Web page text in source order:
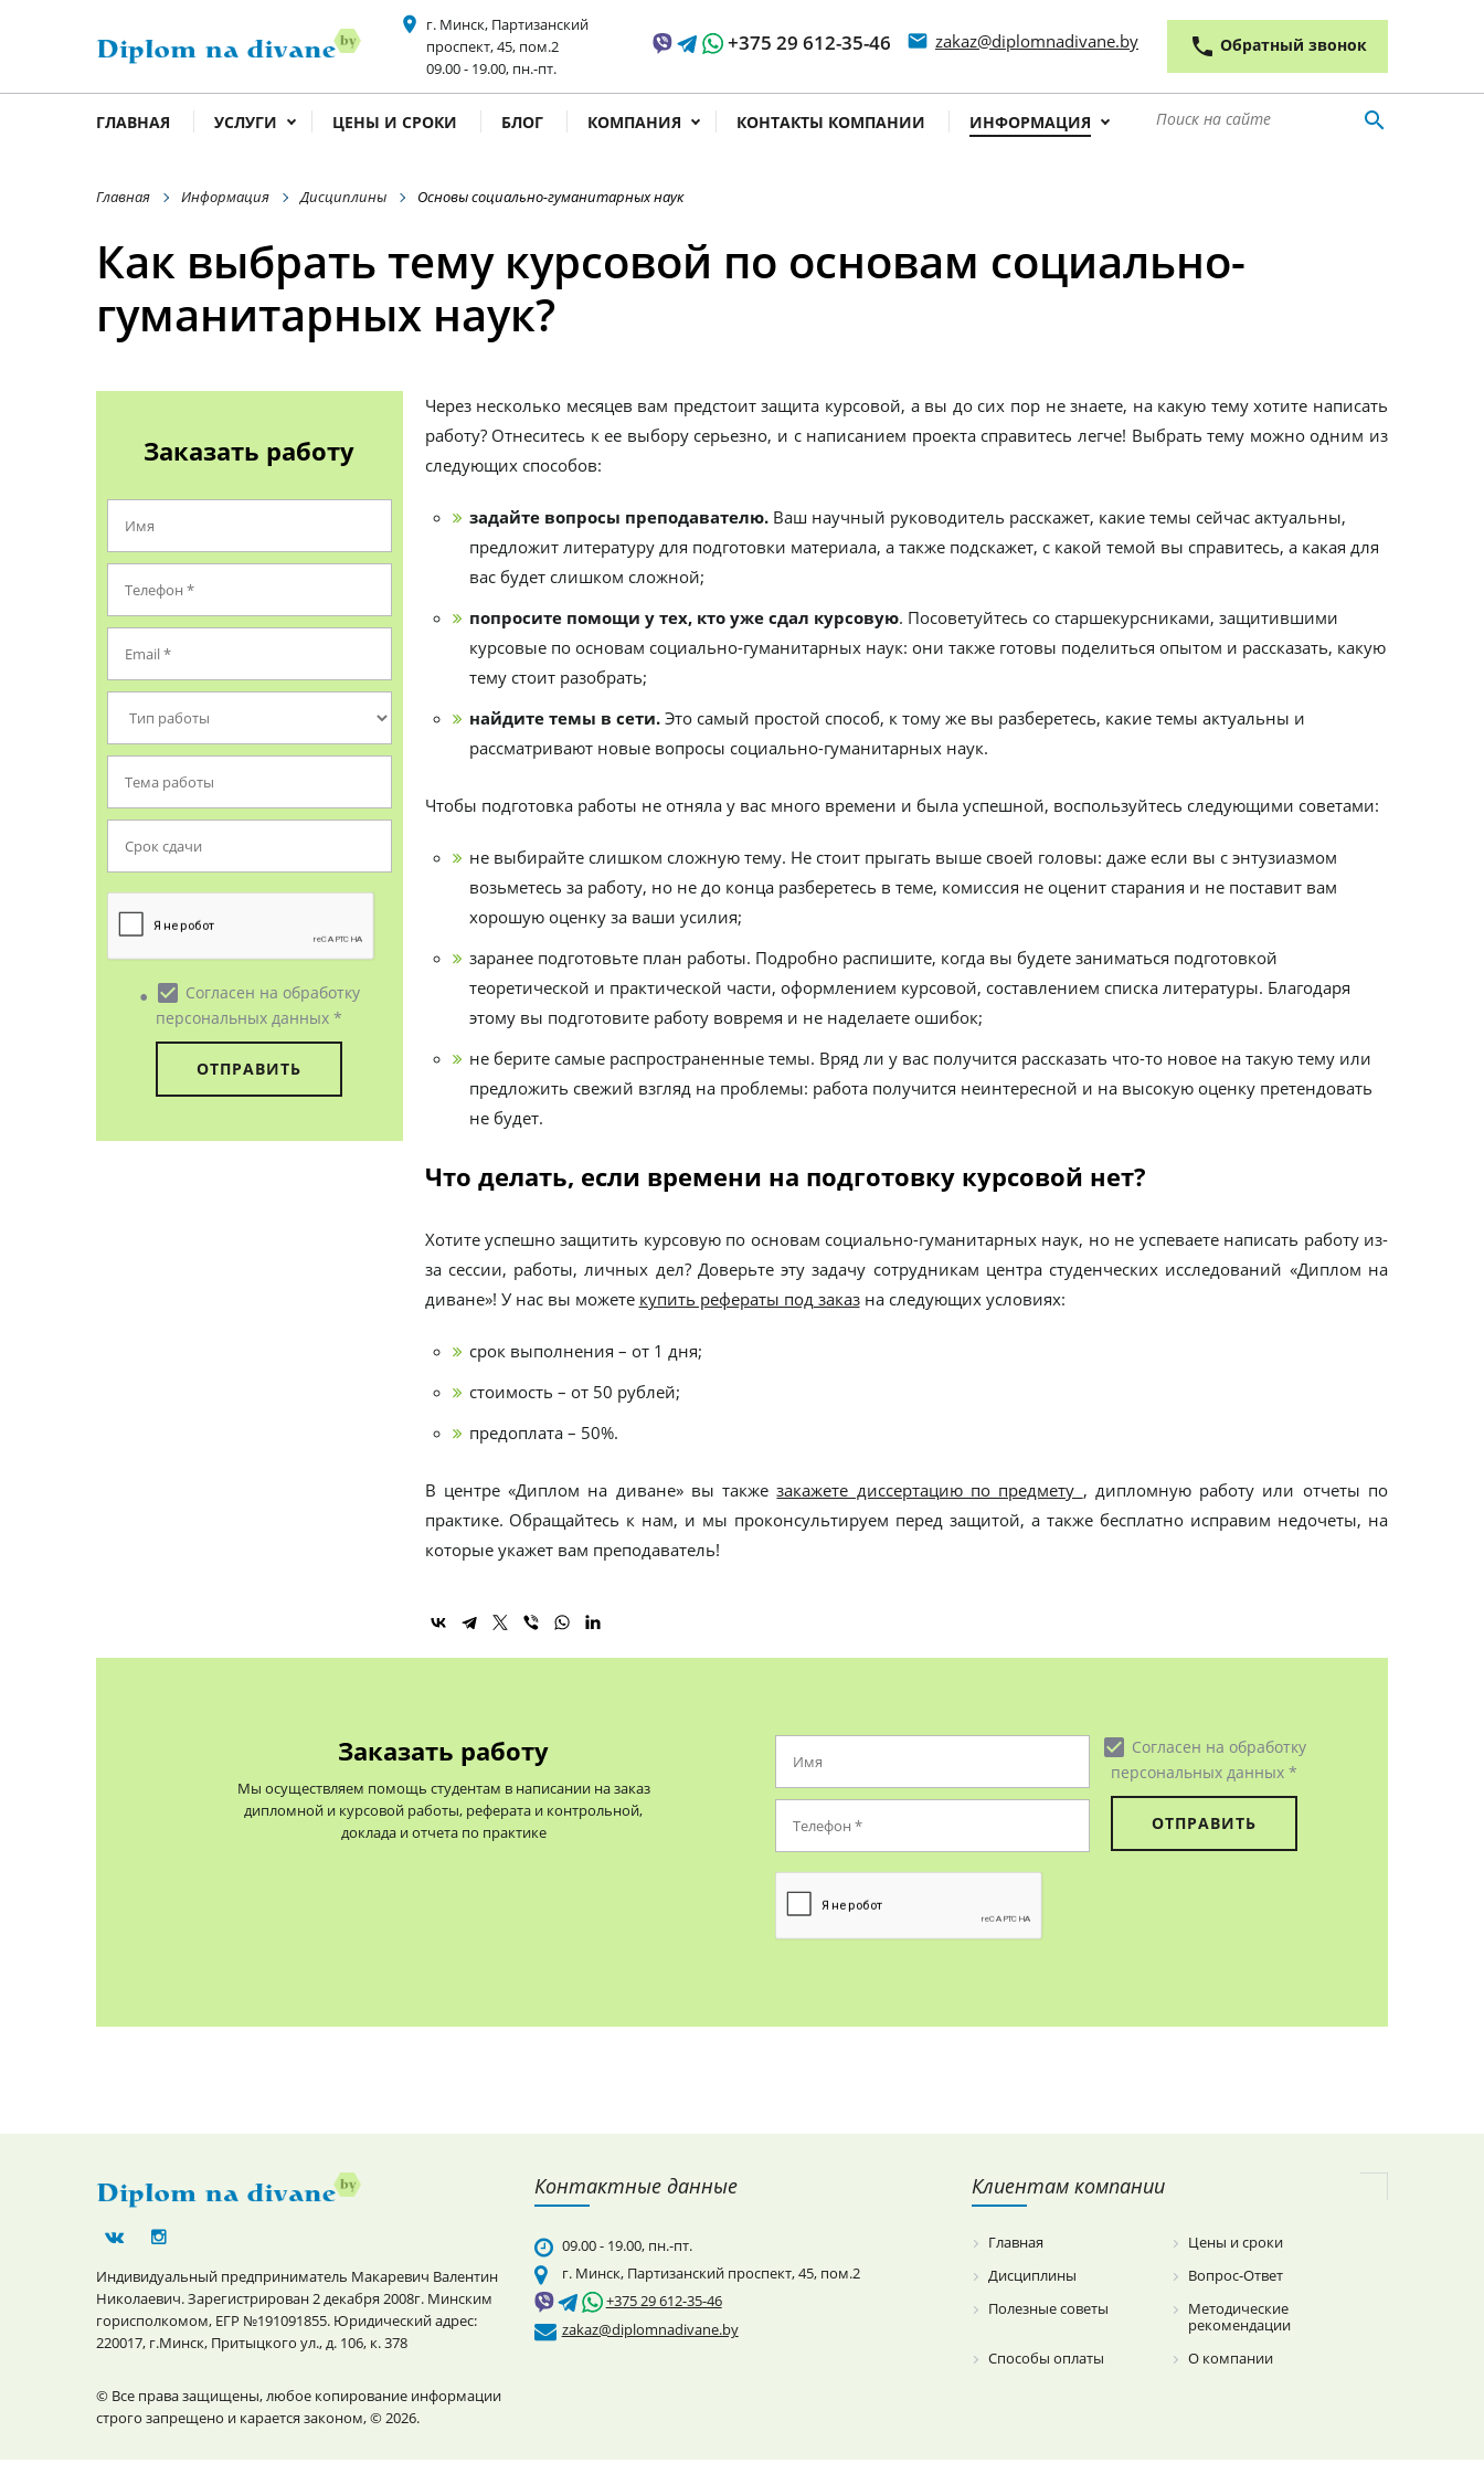
phone Обратный звонок
place г. Минск, Партизанский
проспект, 45, пом.2
access time
09.00 - 19.00, пн.-пт.
+375 29 612-35-46 email outline
zakaz@diplomnadivane.by
ГЛАВНАЯ УСЛУГИ ЦЕНЫ И СРОКИ БЛОГ КОМПАНИЯ КОНТАКТЫ КОМПАНИИ ИНФОРМАЦИЯ search
Главная Информация Дисциплины Основы социально-гуманитарных наук
Как выбрать тему курсовой по основам социально-
гуманитарных наук?
Заказать работу
• check_box Согласен на обработку
персональных данных *
Через несколько месяцев вам предстоит защита курсовой, а вы до сих пор не знаете, на какую тему хотите написать
работу? Отнеситесь к ее выбору серьезно, и с написанием проекта справитесь легче! Выбрать тему можно одним из
следующих способов:
задайте вопросы преподавателю.Ваш научный руководитель расскажет, какие темы сейчас актуальны,
предложит литературу для подготовки материала, а также подскажет, с какой темой вы справитесь, а какая для
вас будет слишком сложной;
попросите помощи у тех, кто уже сдал курсовую. Посоветуйтесь со старшекурсниками, защитившими
курсовые по основам социально-гуманитарных наук: они также готовы поделиться опытом и рассказать, какую
тему стоит разобрать;
найдите темы в сети.Это самый простой способ, к тому же вы разберетесь, какие темы актуальны и
рассматривают новые вопросы социально-гуманитарных наук.
Чтобы подготовка работы не отняла у вас много времени и была успешной, воспользуйтесь следующими советами:
не выбирайте слишком сложную тему. Не стоит прыгать выше своей головы: даже если вы с энтузиазмом
возьметесь за работу, но не до конца разберетесь в теме, комиссия не оценит старания и не поставит вам
хорошую оценку за ваши усилия;
заранее подготовьте план работы. Подробно распишите, когда вы будете заниматься подготовкой
теоретической и практической части, оформлением курсовой, составлением списка литературы. Благодаря
этому вы подготовите работу вовремя и не наделаете ошибок;
не берите самые распространенные темы. Вряд ли у вас получится рассказать что-то новое на такую тему или
предложить свежий взгляд на проблемы: работа получится неинтересной и на высокую оценку претендовать
не будет.
Что делать, если времени на подготовку курсовой нет?
Хотите успешно защитить курсовую по основам социально-гуманитарных наук, но не успеваете написать работу из-
за сессии, работы, личных дел? Доверьте эту задачу сотрудникам центра студенческих исследований «Диплом на
диване»! У нас вы можете купить рефераты под заказна следующих условиях:
срок выполнения – от 1 дня;
стоимость – от 50 рублей;
предоплата – 50%.
В центре «Диплом на диване» вы такжезакажете диссертацию по предмету , дипломную работу или отчеты по
практике. Обращайтесь к нам, и мы проконсультируем перед защитой, а также бесплатно исправим недочеты, на
которые укажет вам преподаватель!
Заказать работу
Мы осуществляем помощь студентам в написании на заказ
дипломной и курсовой работы, реферата и контрольной,
доклада и отчета по практике
check_box Согласен на обработку
персональных данных *
Индивидуальный предприниматель Макаревич Валентин
Николаевич. Зарегистрирован 2 декабря 2008г. Минским
горисполкомом, ЕГР №191091855. Юридический адрес:
220017, г.Минск, Притыцкого ул., д. 106, к. 378
© Все права защищены, любое копирование информации
строго запрещено и карается законом, © 2026.
Контактные данные
09.00 - 19.00, пн.-пт.
г. Минск, Партизанский проспект, 45, пом.2
+375 29 612-35-46
zakaz@diplomnadivane.by
Клиентам компании
Главная
Цены и сроки
Дисциплины
Вопрос-Ответ
Полезные советы
Методические
рекомендации
Способы оплаты
О компании